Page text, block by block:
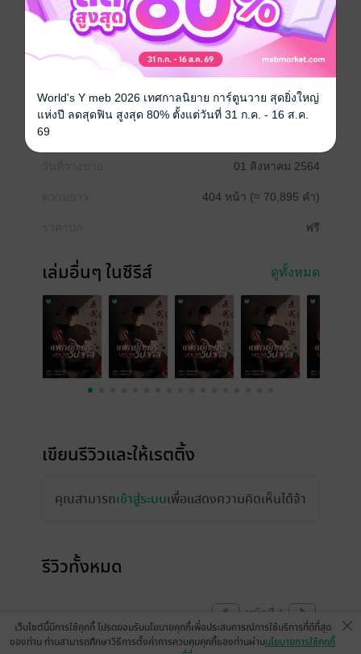
แอกชัน หนังสือแปล สงคราม ผจญภัย
แก้แค้น
ซีรีส์ แพทย์ทหารวิปลาส
ประเภทไฟล์
01 สิงหาคม 2564
404 หน้า (≈ 70,895 คำ)
ฟรี
เล่มอื่นๆ ในซีรีส์ ดูทั้งหมด
เขียนรีวิวและให้เรตติ้ง
คุณสามารถเข้าสู่ระบบเพื่อแสดงความคิดเห็นได้จ้า
รีวิวทั้งหมด
หน้าที่ 1
เว็บไซต์นี้มีการใช้คุกกี้ โปรดยอมรับนโยบายคุกกี้เพื่อประสบการณ์การใช้บริการที่ดีที่สุด
ของท่าน ท่านสามารถศึกษาวิธีการตั้งค่าการควบคุมคุกกี้ของท่านผ่านนโยบายการใช้คุกกี้
World's Y meb 2026 เทศกาลนิยาย การ์ตูนวาย สุดยิ่งใหญ่
แห่งปี ลดสุดฟิน สูงสุด 80% ตั้งแต่วันที่ 31 ก.ค. - 16 ส.ค.
69